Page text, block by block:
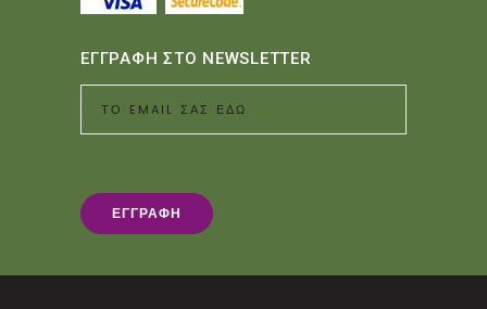
ΕΓΓΡΑΦΗ ΣΤΟ NEWSLETTER